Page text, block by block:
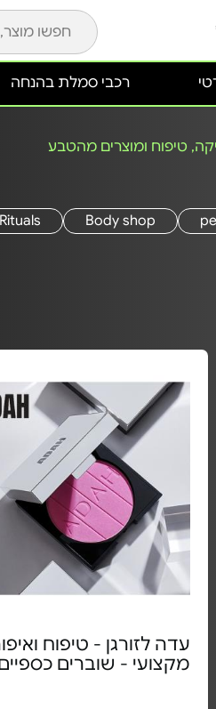
רכבי סמלת בהנחה
טיפוח ומוצרים מהטבע
Body shop
עדה לזורגן - טיפוח
מקצועי - שוברים